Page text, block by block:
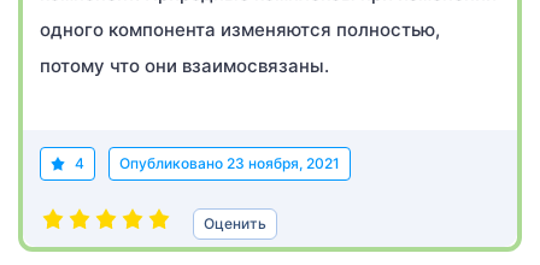
одного компонента изменяются полностью,
потому что они взаимосвязаны.
4 Опубликовано 23 ноября, 2021
Оценить